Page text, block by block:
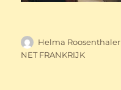
Auteur
Helma Roosenthaler
NET FRANKRIJK